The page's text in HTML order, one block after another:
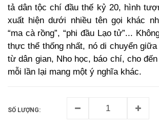
tả dân tộc chí đầu thế kỷ 20, hình
xuất hiện dưới nhiều tên gọi khác
“ma cà rồng”, “phi đầu Lạo tử”...
thực thể thống nhất, nó di chuyển
từ dân gian, Nho học, báo chí, cho
mỗi lần lại mang một ý nghĩa khác.
SỐ LƯỢNG: